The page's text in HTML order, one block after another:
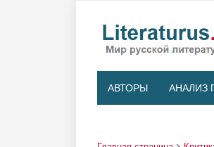
АВТОРЫ АНАЛИЗ